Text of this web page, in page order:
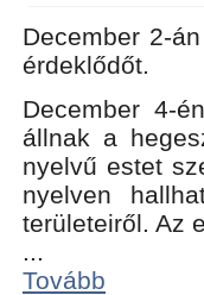
December 2-
érdeklődőt.
December 4-
állnak a
nyelvű estet
nyelven
területeiről. Az
...
Tovább